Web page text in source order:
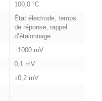
100,0 °C
État électrode, temps
de réponse, rappel
d’étalonnage
±1000 mV
0,1 mV
±0,2 mV